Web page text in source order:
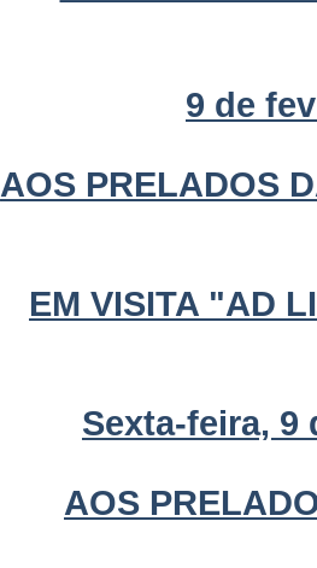
9 de
AOS PRELADOS
EM VISITA "AD
Sexta-feira, 9
AOS